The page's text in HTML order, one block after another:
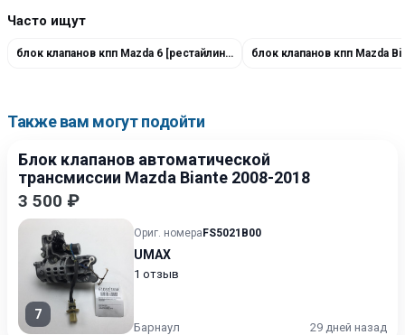
Часто ищут
блок клапанов кпп Mazda 6 [рестайлинг] 2005-2008 блок клапанов кпп Mazda
Также вам могут подойти
Блок клапанов автоматической
трансмиссии Mazda Biante 2008-2018
3 500 ₽
7
Ориг. номера FS5021B00
UMAX
1 отзыв
Барнаул 29 дней назад